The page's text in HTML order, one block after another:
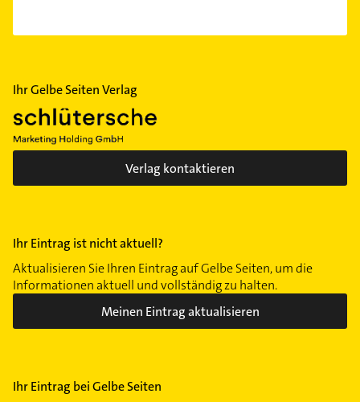
Ihr Gelbe Seiten Verlag
Verlag kontaktieren
Ihr Eintrag ist nicht aktuell?
Aktualisieren Sie Ihren Eintrag auf Gelbe Seiten, um die
Informationen aktuell und vollständig zu halten.
Meinen Eintrag aktualisieren
Ihr Eintrag bei Gelbe Seiten